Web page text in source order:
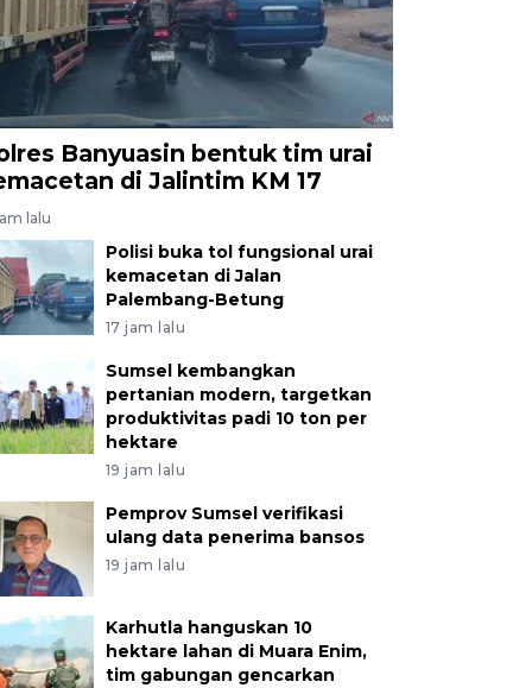
Banyuasin bentuk tim urai
di Jalintim KM 17
lalu
Polisi buka tol fungsional urai
kemacetan di Jalan
Palembang-Betung
17 jam lalu
Sumsel kembangkan
pertanian modern, targetkan
produktivitas padi 10 ton per
hektare
19 jam lalu
Pemprov Sumsel verifikasi
ulang data penerima bansos
19 jam lalu
Karhutla hanguskan 10
hektare lahan di Muara Enim,
tim gabungan gencarkan